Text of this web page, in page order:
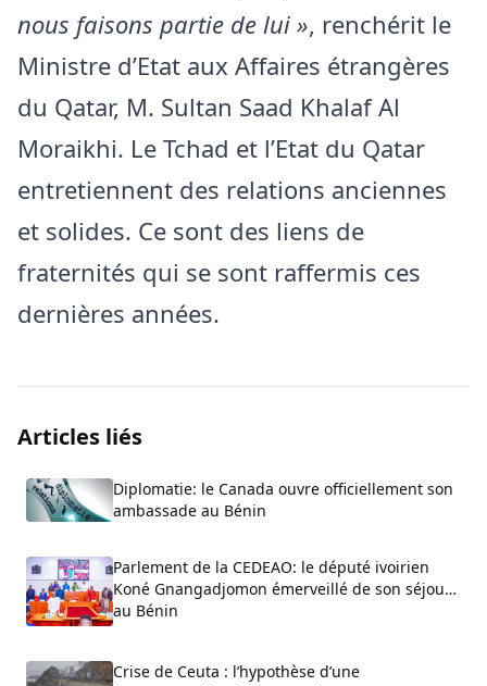
nous faisons partie de lui », renchérit le
Ministre d’Etat aux Affaires étrangères
du Qatar, M. Sultan Saad Khalaf Al
Moraikhi. Le Tchad et l’Etat du Qatar
entretiennent des relations anciennes
et solides. Ce sont des liens de
fraternités qui se sont raffermis ces
dernières années.
Articles liés
Diplomatie: le Canada ouvre officiellement son
ambassade au Bénin
Parlement de la CEDEAO: le député ivoirien
Koné Gnangadjomon émerveillé de son séjour
au Bénin
Crise de Ceuta : l’hypothèse d’une